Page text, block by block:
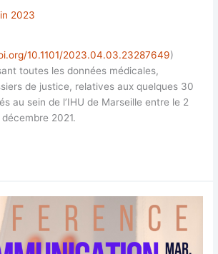
2023
10.1101/2023.04.03.23287649)
toutes les données médicales,
de justice, relatives aux quelques 30
au sein de l’IHU de Marseille entre le 2
2021.